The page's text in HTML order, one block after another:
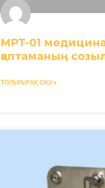
MPT-01
қаптаманың
ТОЛЫҒЫРАҚ ОҚУ »